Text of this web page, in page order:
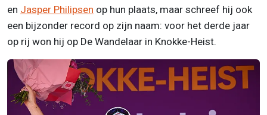
en Jasper Philipsen op hun plaats, maar schreef hij ook
een bijzonder record op zijn naam: voor het derde jaar
op rij won hij op De Wandelaar in Knokke-Heist.